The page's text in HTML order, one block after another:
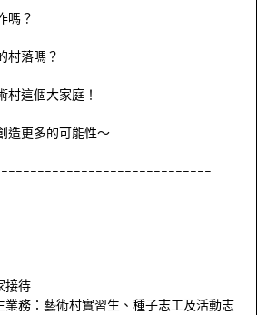
嗎？
村落嗎？
村這個大家庭！
造更多的可能性～
接待
業務：藝術村實習生、種子志工及活動志